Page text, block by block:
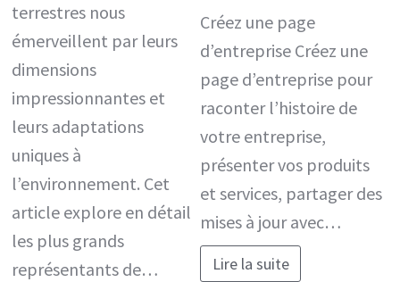
terrestres nous
émerveillent par leurs
dimensions
impressionnantes et
leurs adaptations
uniques à
l’environnement. Cet
article explore en détail
les plus grands
représentants de…
Créez une page
d’entreprise Créez une
page d’entreprise pour
raconter l’histoire de
votre entreprise,
présenter vos produits
et services, partager des
mises à jour avec…
Lire la suite